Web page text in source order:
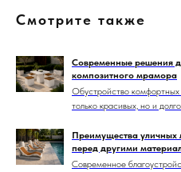
Смотрите также
Современные решения
композитного мрамора
Обустройство комфортных
только красивых, но и
Преимущества уличных
перед другими
Современное